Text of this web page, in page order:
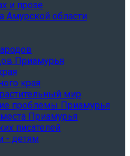
и прозе
Амурской области
Приамурья
края
мир
проблемы Приамурья
Приамурья
писателей
- детям